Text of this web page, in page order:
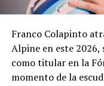
Franco Colapinto
Alpine en este
como titular en la
momento de la